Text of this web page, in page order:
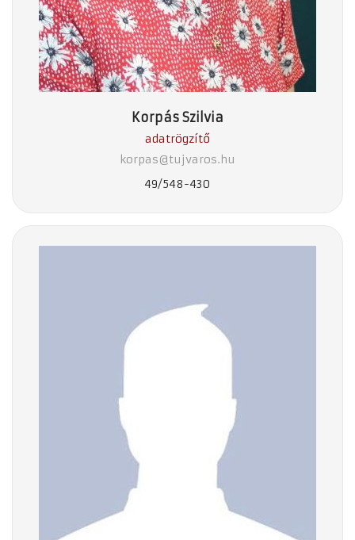
Korpás Szilvia
adatrögzítő
korpas@tujvaros.hu
49/548-430